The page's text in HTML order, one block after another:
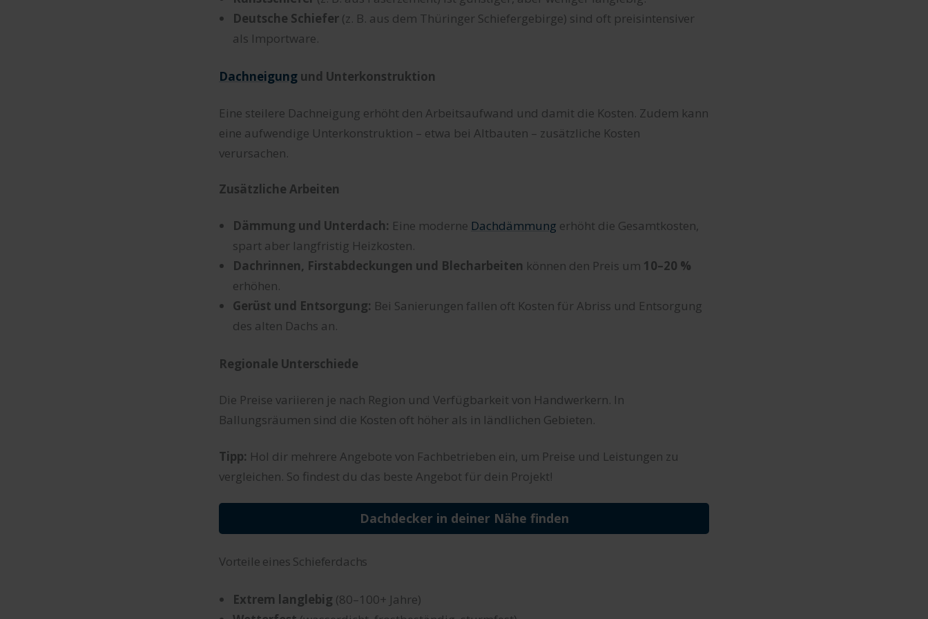
Deutsche Schiefer (z. B. aus dem Thüringer Schiefergebirge) sind oft preisintensiver
als Importware.
Dachneigung und Unterkonstruktion
Eine steilere Dachneigung erhöht den Arbeitsaufwand und damit die Kosten. Zudem kann
eine aufwendige Unterkonstruktion – etwa bei Altbauten – zusätzliche Kosten
verursachen.
Zusätzliche Arbeiten
Dämmung und Unterdach: Eine moderne Dachdämmung erhöht die Gesamtkosten,
spart aber langfristig Heizkosten.
Dachrinnen, Firstabdeckungen und Blecharbeiten können den Preis um 10–20 %
erhöhen.
Gerüst und Entsorgung: Bei Sanierungen fallen oft Kosten für Abriss und Entsorgung
des alten Dachs an.
Regionale Unterschiede
Die Preise variieren je nach Region und Verfügbarkeit von Handwerkern. In
Ballungsräumen sind die Kosten oft höher als in ländlichen Gebieten.
Tipp: Hol dir mehrere Angebote von Fachbetrieben ein, um Preise und Leistungen zu
vergleichen. So findest du das beste Angebot für dein Projekt!
Dachdecker in deiner Nähe finden
Vorteile eines Schieferdachs
Extrem langlebig (80–100+ Jahre)